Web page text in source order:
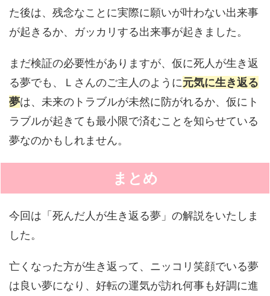
た後は、残念なことに実際に願いが叶わない出来事
が起きるか、ガッカリする出来事が起きました。
まだ検証の必要性がありますが、仮に死人が生き返
る夢でも、Ｌさんのご主人のように元気に生き返る
夢は、未来のトラブルが未然に防がれるか、仮にト
ラブルが起きても最小限で済むことを知らせている
夢なのかもしれません。
まとめ
今回は「死んだ人が生き返る夢」の解説をいたしま
した。
亡くなった方が生き返って、ニッコリ笑顔でいる夢
は良い夢になり、好転の運気が訪れ何事も好調に進